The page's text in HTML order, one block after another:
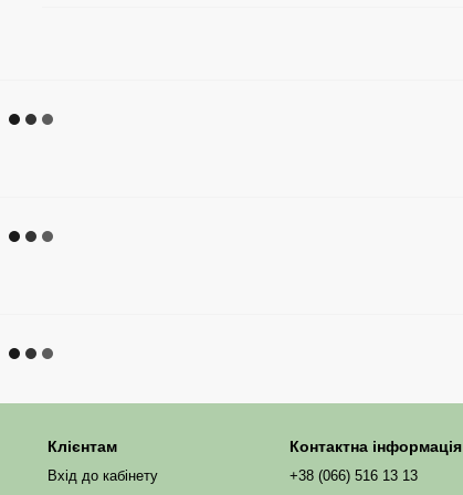
Клієнтам
Вхід до кабінету
Контактна інформація
+38 (066) 516 13 13